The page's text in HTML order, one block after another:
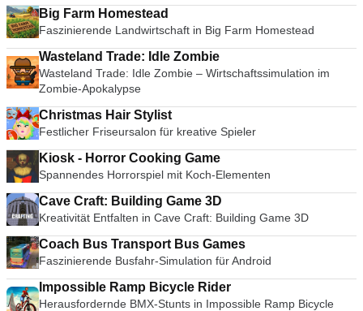
Big Farm Homestead
Faszinierende Landwirtschaft in Big Farm Homestead
Wasteland Trade: Idle Zombie
Wasteland Trade: Idle Zombie – Wirtschaftssimulation im
Zombie-Apokalypse
Christmas Hair Stylist
Festlicher Friseursalon für kreative Spieler
Kiosk - Horror Cooking Game
Spannendes Horrorspiel mit Koch-Elementen
Cave Craft: Building Game 3D
Kreativität Entfalten in Cave Craft: Building Game 3D
Coach Bus Transport Bus Games
Faszinierende Busfahr-Simulation für Android
Impossible Ramp Bicycle Rider
Herausfordernde BMX-Stunts in Impossible Ramp Bicycle